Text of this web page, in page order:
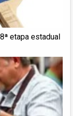
etapa estadual